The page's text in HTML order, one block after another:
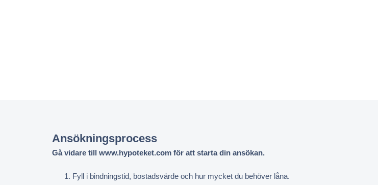
Ansökningsprocess
Gå vidare till www.hypoteket.com för att starta din ansökan.
Fyll i bindningstid, bostadsvärde och hur mycket du behöver låna.